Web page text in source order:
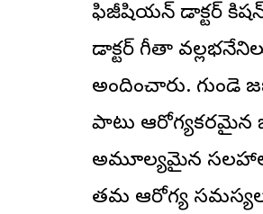
ఫిజీషియన్ డాక్టర్
డాక్టర్ గీతా
అందించారు. గుండె
పాటు ఆరోగ్యకరమైన
అమూల్యమైన
తమ ఆరోగ్య